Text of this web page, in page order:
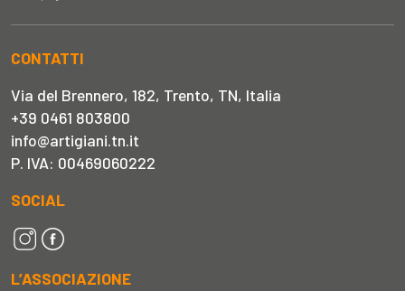
CONTATTI
Via del Brennero, 182, Trento, TN, Italia
+39 0461 803800
info@artigiani.tn.it
P. IVA: 00469060222
SOCIAL
L’ASSOCIAZIONE